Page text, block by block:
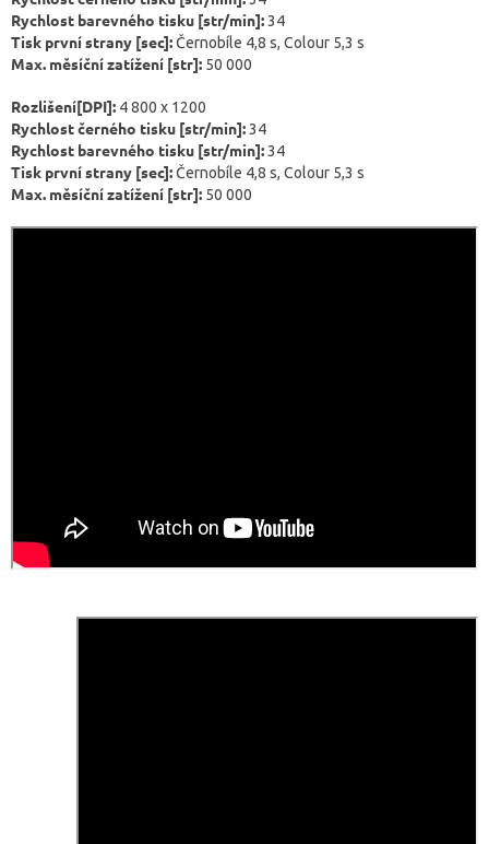
Rychlost barevného tisku [str/min]:34
Tisk první strany [sec]:Černobíle 4,8 s, Colour 5,3 s
Max. měsíční zatížení [str]: 50 000
Rozlišení[DPI]: 4 800 x 1200
Rychlost černého tisku [str/min]:34
Rychlost barevného tisku [str/min]:34
Tisk první strany [sec]:Černobíle 4,8 s, Colour 5,3 s
Max. měsíční zatížení [str]: 50 000